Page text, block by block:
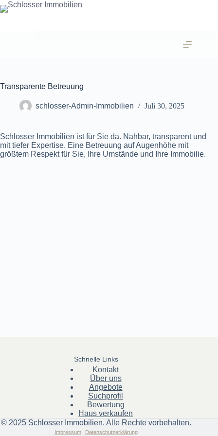
Zum
Inhalt
Transparente Betreuung
schlosser-Admin-Immobilien Juli 30, 2025
Schlosser Immobilien ist für Sie da. Nahbar, transparent und
mit tiefer Expertise. Eine Betreuung auf Augenhöhe mit
größtem Respekt für Sie, Ihre Umstände und Ihre Immobilie.
Schnelle Links
Kontakt
Über uns
Angebote
Suchprofil
Bewertung
Haus verkaufen
© 2025 Schlosser Immobilien. Alle Rechte vorbehalten.
Impressum Datenschutzerklärung